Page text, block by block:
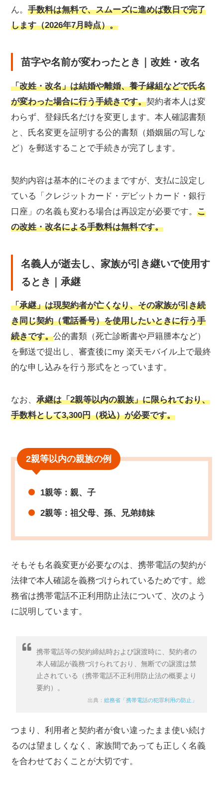
ん。 手数料は無料で、スムーズに進めば数日で完了
します（2026年7月時点）。
苗字や名前が変わったとき｜改姓・改名
「改姓・改名」は結婚や離婚、養子縁組などで氏名
が変わった場合に行う手続きです。契約者本人は変
わらず、登録氏名だけを変更します。本人確認書類
と、氏名変更を証明する公的書類（婚姻届の写しな
ど）を郵送することで手続きが完了します。
契約内容は基本的にそのままですが、支払に設定し
ている「クレジットカード・デビットカード・銀行
口座」の名義も変わる場合は再設定が必要です。 こ
の改姓・改名による手数料は無料です。
名義人が逝去し、家族が引き継いで使用す
るとき｜承継
「承継」は現契約者が亡くなり、その家族が引き続
き同じ契約（電話番号）を使用したいときに行う手
続きです。公的書類（死亡診断書や戸籍謄本など）
を郵送で提出し、審査後にmy 楽天モバイル上で最終
的な申し込みを行う形式をとっています。
なお、 承継は「2親等以内の親族」に限られており、
手数料として3,300円（税込）が必要です。
2親等以内の親族の例
1親等：親、子
2親等：祖父母、孫、兄弟姉妹
そもそも名義変更が必要なのは、携帯電話の契約が
法律で本人確認を義務づけられているためです。総
務省は携帯電話不正利用防止法について、次のよう
に説明しています。
携帯電話等の契約締結時および譲渡時に、契約者の
本人確認が義務づけられており、無断での譲渡は禁
止されている（携帯電話不正利用防止法の概要より
要約）。
出典： 総務省「携帯電話の犯罪利用の防止」
つまり、利用者と契約者が食い違ったまま使い続け
るのは望ましくなく、家族間であっても正しく名義
を合わせておくことが大切です。